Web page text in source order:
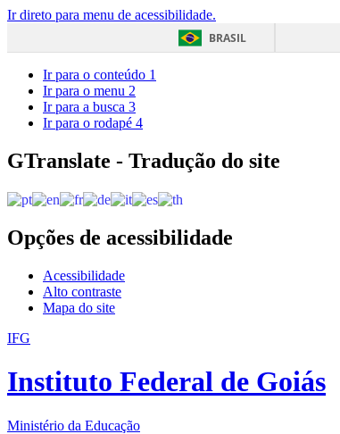
Ir direto para menu de acessibilidade.
BRASIL
Ir para o conteúdo 1
Ir para o menu 2
Ir para a busca 3
Ir para o rodapé 4
GTranslate - Tradução do site
Opções de acessibilidade
Acessibilidade
Alto contraste
Mapa do site
IFG
Instituto Federal de Goiás
Ministério da Educação